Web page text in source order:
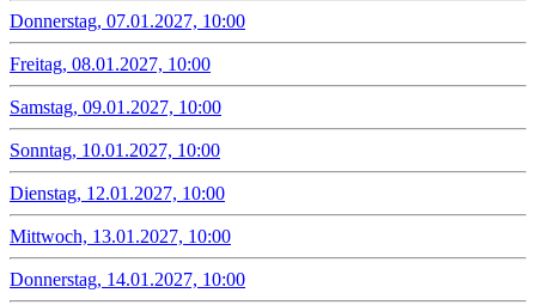
Donnerstag, 07.01.2027, 10:00
Freitag, 08.01.2027, 10:00
Samstag, 09.01.2027, 10:00
Sonntag, 10.01.2027, 10:00
Dienstag, 12.01.2027, 10:00
Mittwoch, 13.01.2027, 10:00
Donnerstag, 14.01.2027, 10:00